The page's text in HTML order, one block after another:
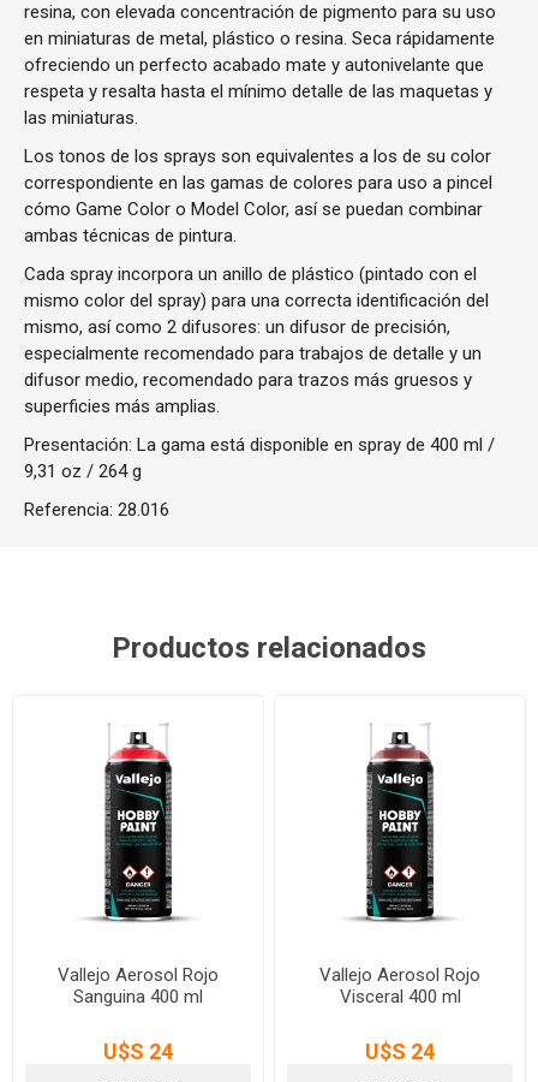
resina, con elevada concentración de pigmento para su uso
en miniaturas de metal, plástico o resina. Seca rápidamente
ofreciendo un perfecto acabado mate y autonivelante que
respeta y resalta hasta el mínimo detalle de las maquetas y
las miniaturas.
Los tonos de los sprays son equivalentes a los de su color
correspondiente en las gamas de colores para uso a pincel
cómo Game Color o Model Color, así se puedan combinar
ambas técnicas de pintura.
Cada spray incorpora un anillo de plástico (pintado con el
mismo color del spray) para una correcta identificación del
mismo, así como 2 difusores: un difusor de precisión,
especialmente recomendado para trabajos de detalle y un
difusor medio, recomendado para trazos más gruesos y
superficies más amplias.
Presentación: La gama está disponible en spray de 400 ml /
9,31 oz / 264 g
Referencia: 28.016
Productos relacionados
Vallejo Aerosol Rojo
Sanguina 400 ml
U$S 24
Vallejo Aerosol Rojo
Visceral 400 ml
U$S 24